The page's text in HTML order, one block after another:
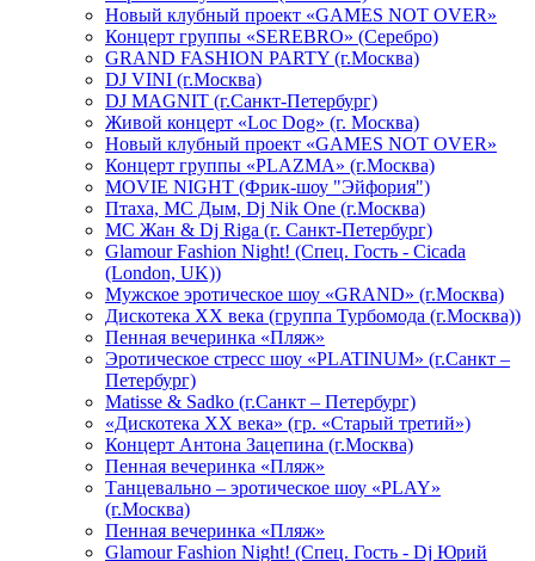
Новый клубный проект «GAMES NOT OVER»
Концерт группы «SEREBRO» (Серебро)
GRAND FASHION PARTY (г.Москва)
DJ VINI (г.Москва)
DJ MAGNIT (г.Санкт-Петербург)
Живой концерт «Loc Dog» (г. Москва)
Новый клубный проект «GAMES NOT OVER»
Концерт группы «PLAZMA» (г.Москва)
MOVIE NIGHT (Фрик-шоу "Эйфория")
Птаха, МС Дым, Dj Nik One (г.Москва)
МС Жан & Dj Riga (г. Санкт-Петербург)
Glamour Fashion Night! (Спец. Гость - Cicada
(London, UK))
Мужское эротическое шоу «GRAND» (г.Москва)
Дискотека XX века (группа Турбомода (г.Москва))
Пенная вечеринка «Пляж»
Эротическое стресс шоу «PLATINUM» (г.Санкт –
Петербург)
Matisse & Sadko (г.Санкт – Петербург)
«Дискотека ХХ века» (гр. «Старый третий»)
Концерт Антона Зацепина (г.Москва)
Пенная вечеринка «Пляж»
Танцевально – эротическое шоу «PLAY»
(г.Москва)
Пенная вечеринка «Пляж»
Glamour Fashion Night! (Спец. Гость - Dj Юрий